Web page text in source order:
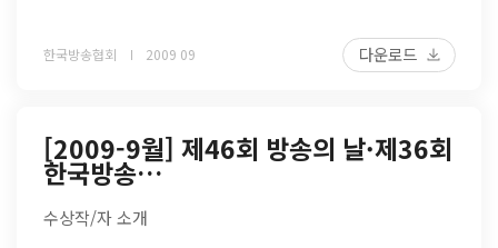
한국방송협회 2009 09 다운로드
[2009-9월] 제46회 방송의 날·제36회
한국방송…
수상작/자 소개